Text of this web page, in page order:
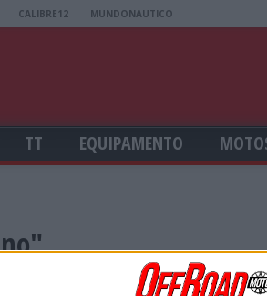
CALIBRE12 MUNDONAUTICO
TT EQUIPAMENTO